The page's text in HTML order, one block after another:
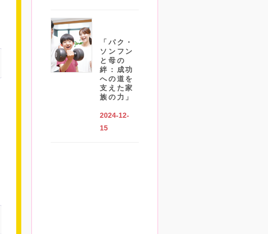
「パク・
ソンフン
と母の
絆：成功
への道を
支えた家
族の力」
2024-12-
15